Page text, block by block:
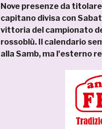
Nove presenze da
capitano divisa con
vittoria del campionato
rossoblù. Il calendario
alla Samb, ma l'esterno